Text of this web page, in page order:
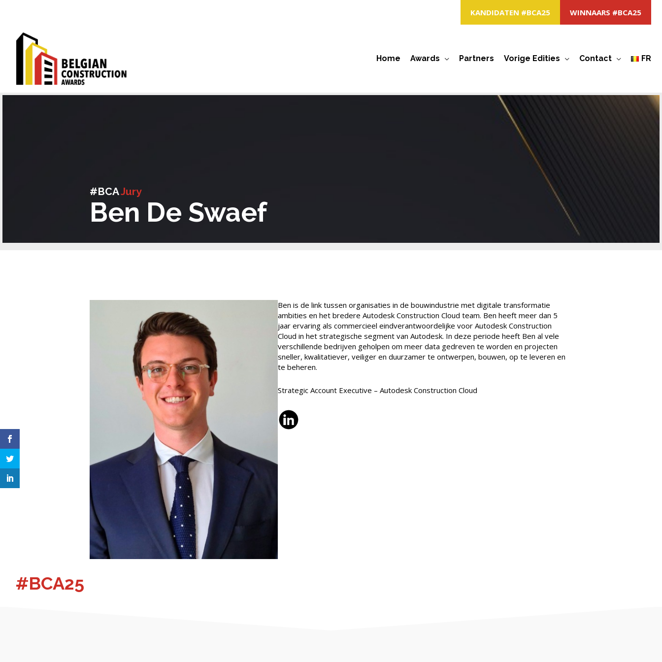
KANDIDATEN #BCA25 WINNAARS #BCA25
Home Awards Partners Vorige Edities Contact FR
#BCAJury
Ben De Swaef
Ben is de link tussen organisaties in de bouwindustrie met digitale transformatie
ambities en het bredere Autodesk Construction Cloud team. Ben heeft meer dan 5
jaar ervaring als commercieel eindverantwoordelijke voor Autodesk Construction
Cloud in het strategische segment van Autodesk. In deze periode heeft Ben al vele
verschillende bedrijven geholpen om meer data gedreven te worden en projecten
sneller, kwalitatiever, veiliger en duurzamer te ontwerpen, bouwen, op te leveren en
te beheren.
Strategic Account Executive – Autodesk Construction Cloud
#BCA25